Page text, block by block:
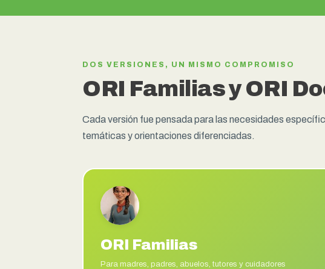
DOS VERSIONES, UN MISMO COMPROMISO
ORI Familias y ORI
Cada versión fue pensada para las necesidades
temáticas y orientaciones diferenciadas.
ORI Familias
Para madres, padres, abuelos, tutores y cuidadores